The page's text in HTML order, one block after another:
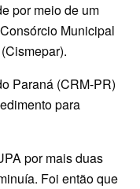
por meio de um
Municipal
Paraná (CRM-PR)
para
por mais duas
Foi então que